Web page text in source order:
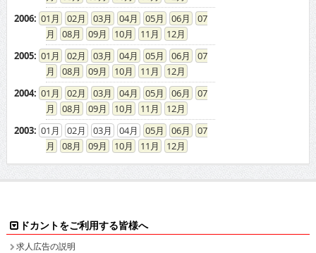
2006: 01 02 03 04 05 06
07
08
09 10 11
12
2005: 01 02 03 04 05 06
07
08
09 10 11
12
2004: 01 02 03 04 05 06
07
08
09 10 11
12
2003: 01 02 03 04 05 06
07
08
09 10 11 12
ドカントをご利用する皆様へ
求人広告の説明